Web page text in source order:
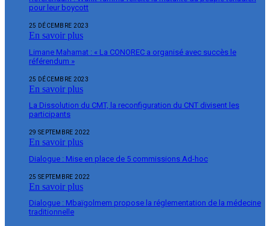
pour leur boycott
25 DÉCEMBRE 2023
En savoir plus
Limane Mahamat : « La CONOREC a organisé avec succès le
référendum »
25 DÉCEMBRE 2023
En savoir plus
La Dissolution du CMT, la reconfiguration du CNT divisent les
participants
29 SEPTEMBRE 2022
En savoir plus
Dialogue : Mise en place de 5 commissions Ad-hoc
25 SEPTEMBRE 2022
En savoir plus
Dialogue : Mbaïgolmem propose la réglementation de la médecine
traditionnelle